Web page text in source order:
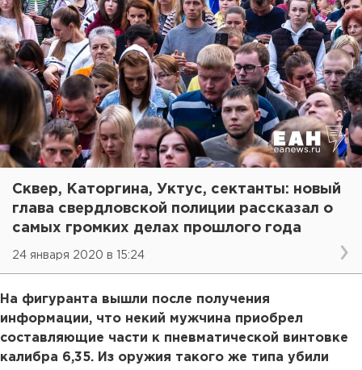
Сквер, Каторгина, Уктус, сектанты: новый
глава свердловской полиции рассказал о
самых громких делах прошлого года
24 января 2020 в 15:24
На фигуранта вышли после получения
информации, что некий мужчина приобрел
составляющие части к пневматической винтовке
калибра 6,35. Из оружия такого же типа убили